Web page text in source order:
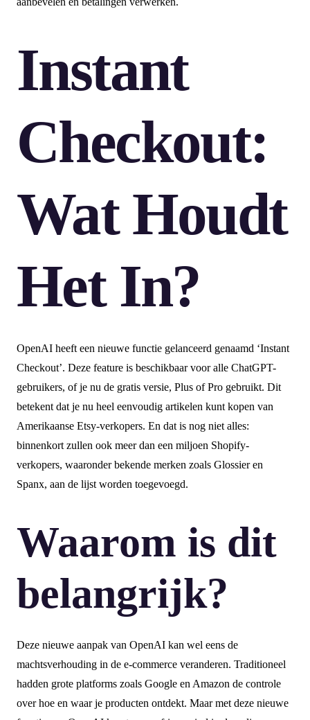
Instant
Checkout:
Wat Houdt
Het In?
OpenAI heeft een nieuwe functie gelanceerd genaamd ‘Instant
Checkout’. Deze feature is beschikbaar voor alle ChatGPT-
gebruikers, of je nu de gratis versie, Plus of Pro gebruikt. Dit
betekent dat je nu heel eenvoudig artikelen kunt kopen van
Amerikaanse Etsy-verkopers. En dat is nog niet alles:
binnenkort zullen ook meer dan een miljoen Shopify-
verkopers, waaronder bekende merken zoals Glossier en
Spanx, aan de lijst worden toegevoegd.
Waarom is dit
belangrijk?
Deze nieuwe aanpak van OpenAI kan wel eens de
machtsverhouding in de e-commerce veranderen. Traditioneel
hadden grote platforms zoals Google en Amazon de controle
over hoe en waar je producten ontdekt. Maar met deze nieuwe